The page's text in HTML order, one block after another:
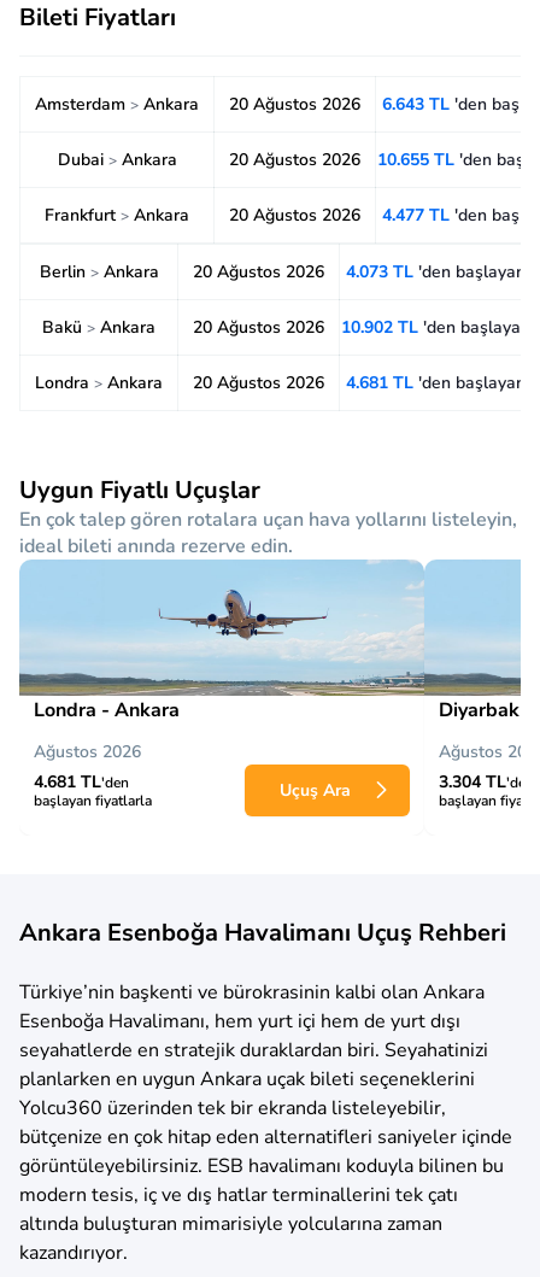
Bileti Fiyatları
Amsterdam > Ankara 20 Ağustos 2026 6.643 TL'den
Dubai >Ankara 20 Ağustos 2026 10.655 TL'den
Frankfurt > Ankara 20 Ağustos 2026 4.477 TL'den
Berlin >Ankara 20 Ağustos 2026 4.073 TL'den başlayan
Bakü > Ankara 20 Ağustos 2026 10.902 TL'den
Londra > Ankara 20 Ağustos 2026 4.681 TL'den başlayan
Uygun Fiyatlı Uçuşlar
En çok talep gören rotalara uçan hava yollarını listeleyin,
ideal bileti anında rezerve edin.
Londra - Ankara
Ağustos 2026
4.681 TL'den
başlayan fiyatlarla
Uçuş Ara
Ağustos
3.304 TL'den
başlayan
Ankara Esenboğa Havalimanı Uçuş Rehberi
Türkiye’nin başkenti ve bürokrasinin kalbi olan Ankara
Esenboğa Havalimanı, hem yurt içi hem de yurt dışı
seyahatlerde en stratejik duraklardan biri. Seyahatinizi
planlarken en uygun Ankara uçak bileti seçeneklerini
Yolcu360 üzerinden tek bir ekranda listeleyebilir,
bütçenize en çok hitap eden alternatifleri saniyeler içinde
görüntüleyebilirsiniz. ESB havalimanı koduyla bilinen bu
modern tesis, iç ve dış hatlar terminallerini tek çatı
altında buluşturan mimarisiyle yolcularına zaman
kazandırıyor.